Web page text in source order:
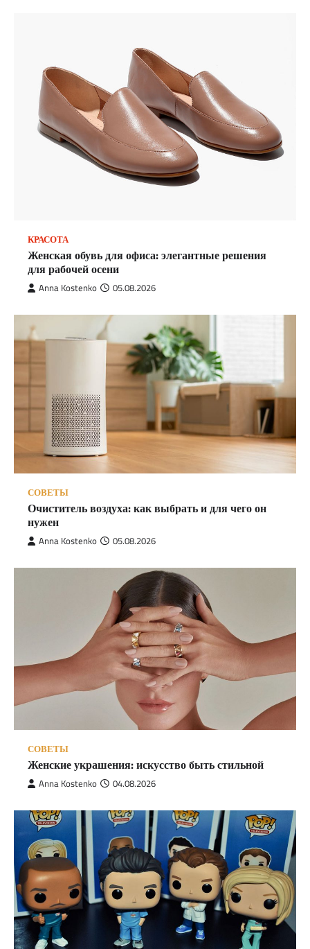
КРАСОТА
Женская обувь для офиса: элегантные решения
для рабочей осени
Anna Kostenko 05.08.2026
СОВЕТЫ
Очиститель воздуха: как выбрать и для чего он
нужен
Anna Kostenko 05.08.2026
СОВЕТЫ
Женские украшения: искусство быть стильной
Anna Kostenko 04.08.2026